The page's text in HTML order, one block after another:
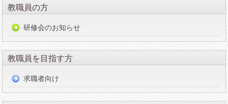
教職員の方
研修会のお知らせ
教職員を目指す方
求職者向け